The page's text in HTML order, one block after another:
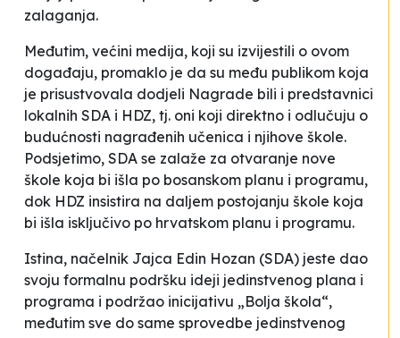
zalaganja.
Međutim, većini medija, koji su izvijestili o ovom
događaju, promaklo je da su među publikom koja
je prisustvovala dodjeli Nagrade bili i predstavnici
lokalnih SDA i HDZ, tj. oni koji direktno i odlučuju o
budućnosti nagrađenih učenica i njihove škole.
Podsjetimo, SDA se zalaže za otvaranje nove
škole koja bi išla po bosanskom planu i programu,
dok HDZ insistira na daljem postojanju škole koja
bi išla isključivo po hrvatskom planu i programu.
Istina, načelnik Jajca Edin Hozan (SDA) jeste dao
svoju formalnu podršku ideji jedinstvenog plana i
programa i podržao inicijativu „Bolja škola“,
međutim sve do same sprovedbe jedinstvenog